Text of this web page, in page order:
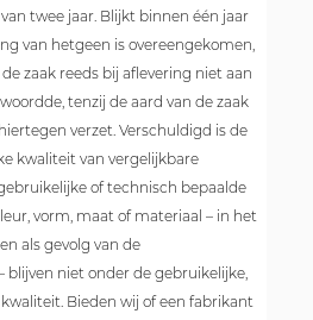
twee jaar. Blijkt binnen één jaar
van hetgeen is overeengekomen,
zaak reeds bij aflevering niet aan
tenzij de aard van de zaak
verzet. Verschuldigd is de
kwaliteit van vergelijkbare
of technisch bepaalde
vorm, maat of materiaal – in het
als gevolg van de
blijven niet onder de gebruikelijke,
Bieden wij of een fabrikant